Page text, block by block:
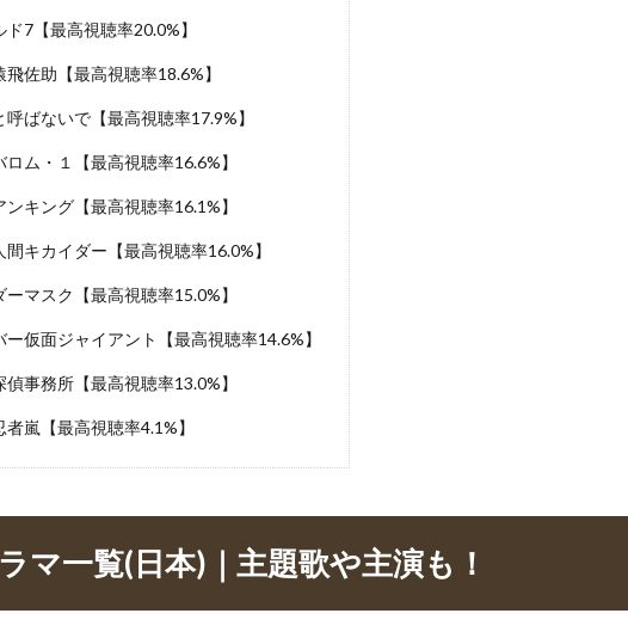
7【最高視聴率20.0%】
佐助【最高視聴率18.6%】
ばないで【最高視聴率17.9%】
ム・１【最高視聴率16.6%】
キング【最高視聴率16.1%】
キカイダー【最高視聴率16.0%】
マスク【最高視聴率15.0%】
仮面ジャイアント【最高視聴率14.6%】
事務所【最高視聴率13.0%】
嵐【最高視聴率4.1%】
マ一覧(日本)｜主題歌や主演も！